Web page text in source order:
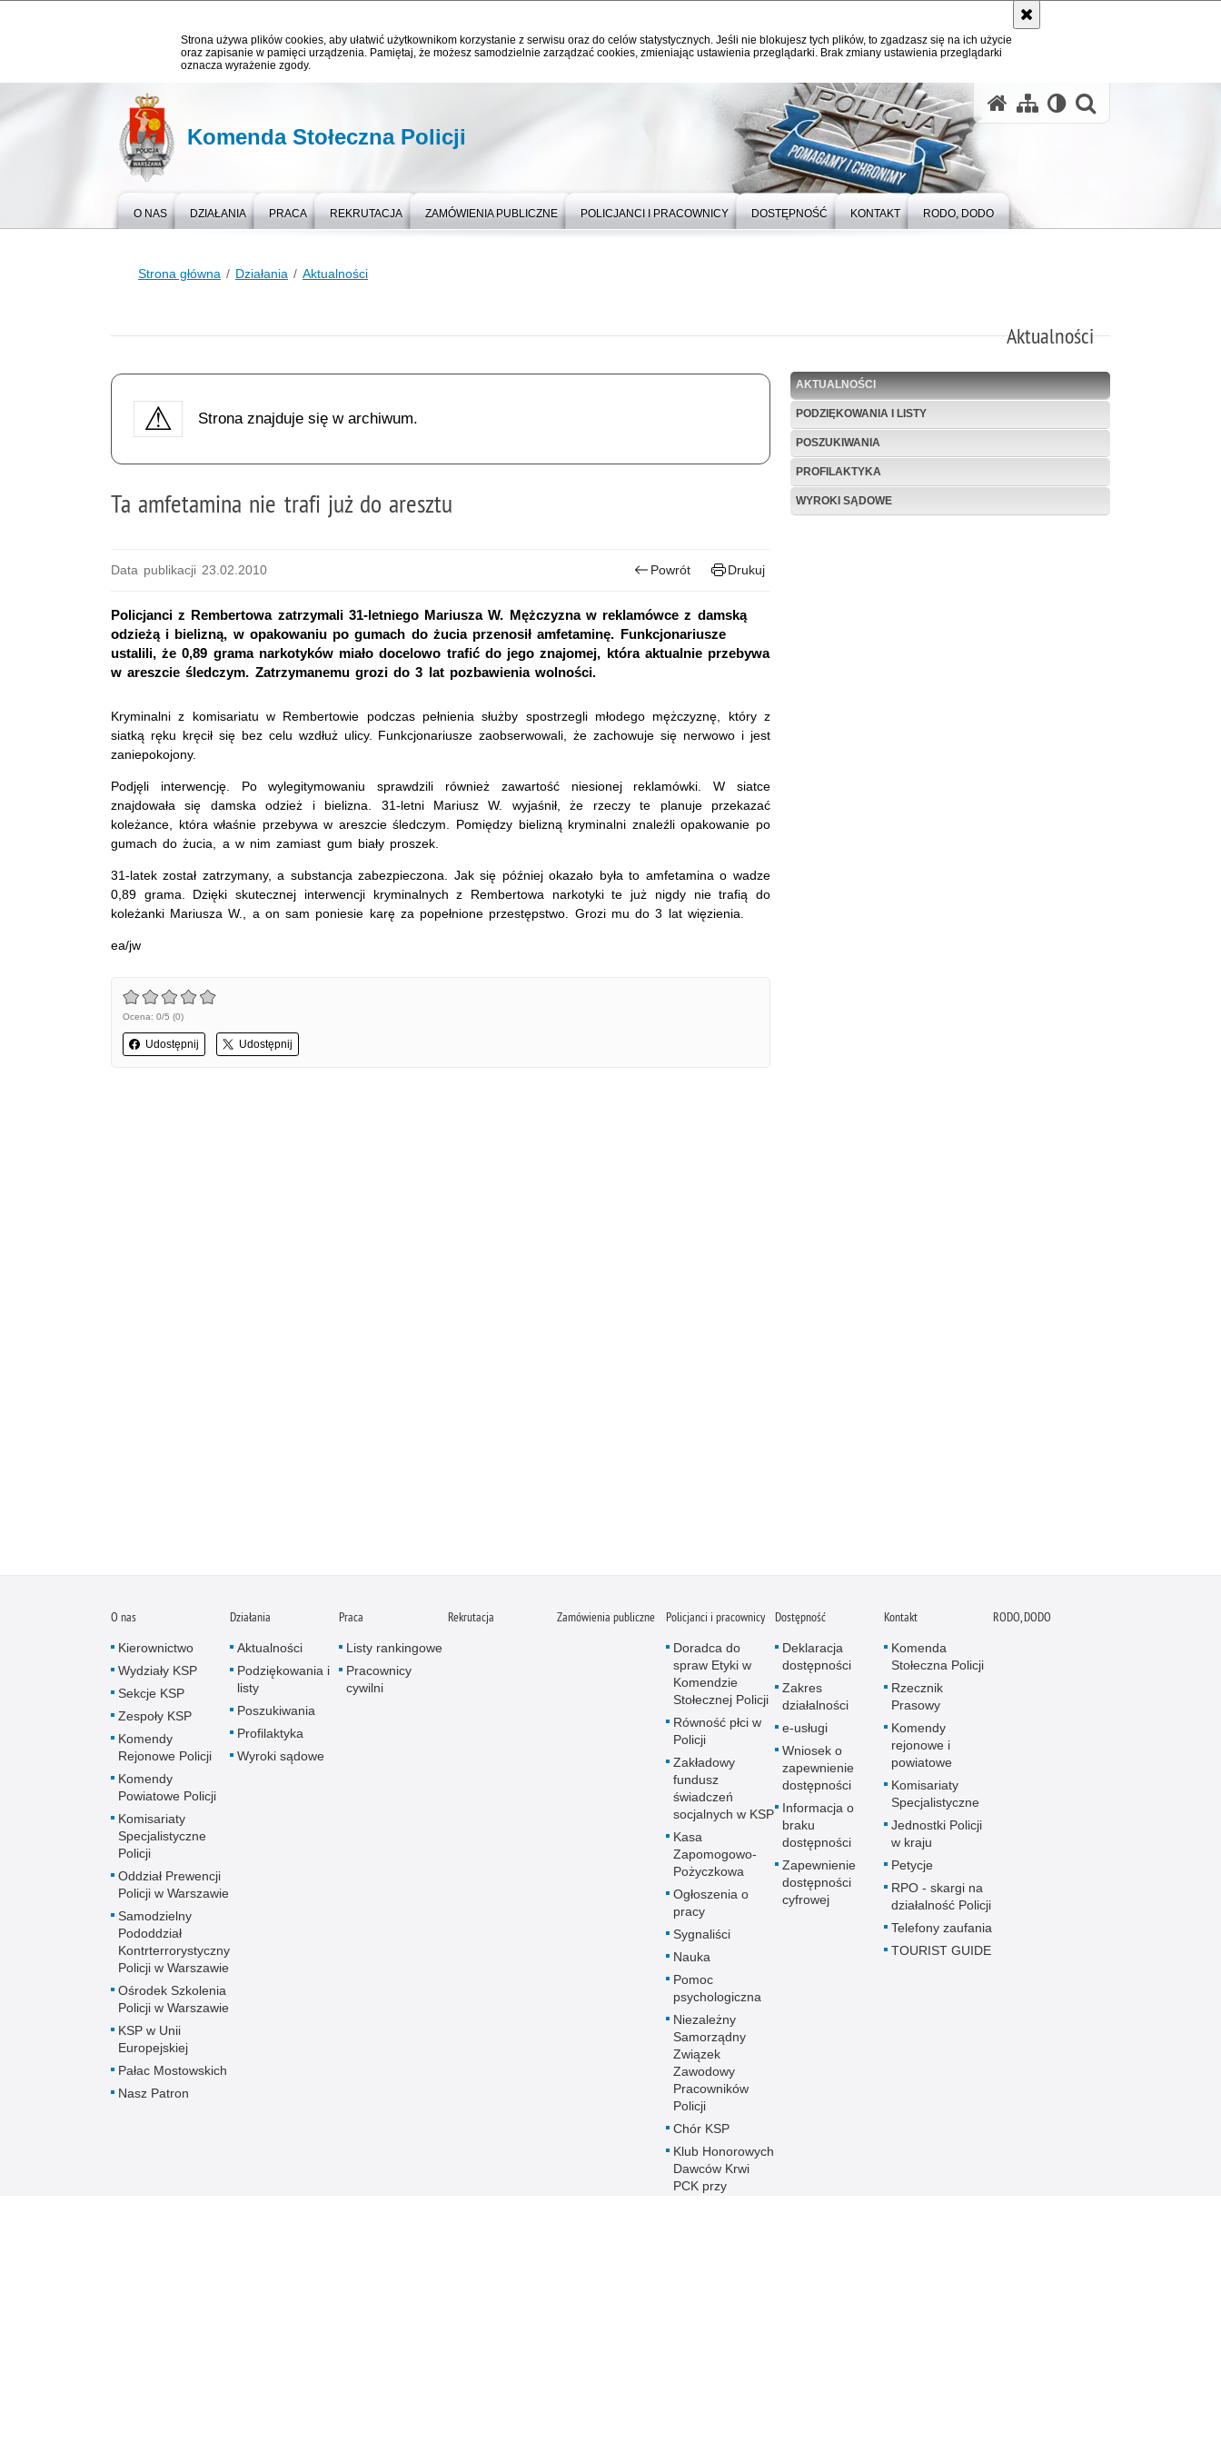
Strona używa plików cookies, aby ułatwić użytkownikom korzystanie z serwisu oraz do celów statystycznych. Jeśli nie blokujesz tych plików, to zgadzasz się na ich użycie
oraz zapisanie w pamięci urządzenia. Pamiętaj, że możesz samodzielnie zarządzać cookies, zmieniając ustawienia przeglądarki. Brak zmiany ustawienia przeglądarki
oznacza wyrażenie zgody.
Komenda Stołeczna Policji
O NAS DZIAŁANIA PRACA REKRUTACJA ZAMÓWIENIA PUBLICZNE POLICJANCI I PRACOWNICY DOSTĘPNOŚĆ KONTAKT RODO, DODO
Strona główna Działania Aktualności
Aktualności
Strona znajduje się w archiwum.
Ta amfetamina nie trafi już do aresztu
Data publikacji 23.02.2010 Powrót Drukuj
Policjanci z Rembertowa zatrzymali 31-letniego Mariusza W. Mężczyzna w reklamówce z damską
odzieżą i bielizną, w opakowaniu po gumach do żucia przenosił amfetaminę. Funkcjonariusze
ustalili, że 0,89 grama narkotyków miało docelowo trafić do jego znajomej, która aktualnie przebywa
w areszcie śledczym. Zatrzymanemu grozi do 3 lat pozbawienia wolności.
Kryminalni z komisariatu w Rembertowie podczas pełnienia służby spostrzegli młodego mężczyznę, który z
siatką ręku kręcił się bez celu wzdłuż ulicy. Funkcjonariusze zaobserwowali, że zachowuje się nerwowo i jest
zaniepokojony.
Podjęli interwencję. Po wylegitymowaniu sprawdzili również zawartość niesionej reklamówki. W siatce
znajdowała się damska odzież i bielizna. 31-letni Mariusz W. wyjaśnił, że rzeczy te planuje przekazać
koleżance, która właśnie przebywa w areszcie śledczym. Pomiędzy bielizną kryminalni znaleźli opakowanie po
gumach do żucia, a w nim zamiast gum biały proszek.
31-latek został zatrzymany, a substancja zabezpieczona. Jak się później okazało była to amfetamina o wadze
0,89 grama. Dzięki skutecznej interwencji kryminalnych z Rembertowa narkotyki te już nigdy nie trafią do
koleżanki Mariusza W., a on sam poniesie karę za popełnione przestępstwo. Grozi mu do 3 lat więzienia.
ea/jw
Ocena: 0/5 (0)
Udostępnij Udostępnij
AKTUALNOŚCI
PODZIĘKOWANIA I LISTY
POSZUKIWANIA
PROFILAKTYKA
WYROKI SĄDOWE
O nas
Kierownictwo
Wydziały KSP
Sekcje KSP
Zespoły KSP
Komendy
Rejonowe Policji
Komendy
Powiatowe Policji
Komisariaty
Specjalistyczne
Policji
Oddział Prewencji
Policji w Warszawie
Samodzielny
Pododdział
Kontrterrorystyczny
Policji w Warszawie
Ośrodek Szkolenia
Policji w Warszawie
KSP w Unii
Europejskiej
Pałac Mostowskich
Nasz Patron
Działania
Aktualności
Podziękowania i
listy
Poszukiwania
Profilaktyka
Wyroki sądowe
Praca
Listy rankingowe
Pracownicy
cywilni
Rekrutacja Zamówienia publiczne Policjanci i pracownicy
Doradca do
spraw Etyki w
Komendzie
Stołecznej Policji
Równość płci w
Policji
Zakładowy
fundusz
świadczeń
socjalnych w KSP
Kasa
Zapomogowo-
Pożyczkowa
Ogłoszenia o
pracy
Sygnaliści
Nauka
Pomoc
psychologiczna
Niezależny
Samorządny
Związek
Zawodowy
Pracowników
Policji
Chór KSP
Klub Honorowych
Dawców Krwi
PCK przy
Dostępność
Deklaracja
dostępności
Zakres
działalności
e-usługi
Wniosek o
zapewnienie
dostępności
Informacja o
braku
dostępności
Zapewnienie
dostępności
cyfrowej
Kontakt
Komenda
Stołeczna Policji
Rzecznik
Prasowy
Komendy
rejonowe i
powiatowe
Komisariaty
Specjalistyczne
Jednostki Policji
w kraju
Petycje
RPO - skargi na
działalność Policji
Telefony zaufania
TOURIST GUIDE
RODO, DODO